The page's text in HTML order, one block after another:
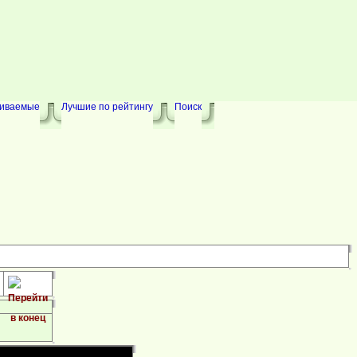
Лучшие по рейтингу Поиск